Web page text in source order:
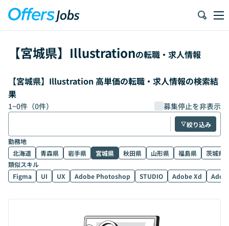
【宮城県】 Illustrationの転職・求人情報
【宮城県】Illustration 高単価の転職・求人情報の検索結
果
1~0件（0件） 募集停止を非表示
絞り込み
勤務地
北海道
青森県 岩手県 宮城県 秋田県 山形県 福島県
茨城県
類似スキル
Figma
UI UX Adobe Photoshop STUDIO Adobe Xd